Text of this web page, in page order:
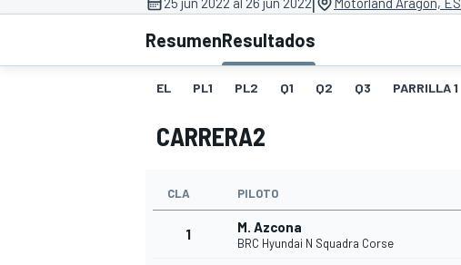
INDYCAR
ResumenResultados
EL PL1 PL2 Q1 Q2 Q3 PARRILLA 1
CARRERA2
CLA PILOTO
1 M. Azcona
BRC Hyundai N Squadra Corse